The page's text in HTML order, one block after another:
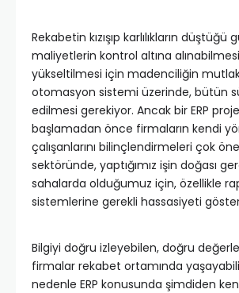
Rekabetin kızışıp karlılıkların
maliyetlerin kontrol altına
yükseltilmesi için madenciliğin
otomasyon sistemi üzerinde, bütün
edilmesi gerekiyor. Ancak bir ERP
başlamadan önce firmaların kendi
çalışanlarını bilinçlendirmeleri çok
sektöründe, yaptığımız işin doğası
sahalarda olduğumuz için, özellikle
sistemlerine gerekli hassasiyeti
Bilgiyi doğru izleyebilen, doğru
firmalar rekabet ortamında
nedenle ERP konusunda şimdiden